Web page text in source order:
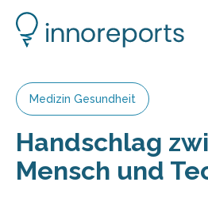
Medizin Gesundheit
Handschlag
Mensch und